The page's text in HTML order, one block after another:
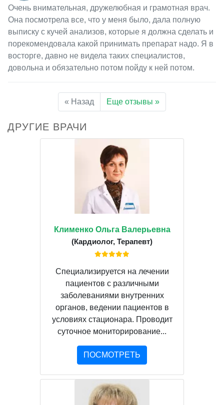
Очень внимательная, дружелюбная и грамотная врач.
Она посмотрела все, что у меня было, дала полную
выписку с кучей анализов, которые я должна сделать и
порекомендовала какой принимать препарат надо. Я в
восторге, давно не видела таких специалистов,
довольна и обязательно потом пойду к ней потом.
« Назад Еще отзывы »
ДРУГИЕ ВРАЧИ
Клименко Ольга Валерьевна
(Кардиолог, Терапевт)
Специализируется на лечении
пациентов с различными
заболеваниями внутренних
органов, ведении пациентов в
условиях стационара. Проводит
суточное мониторирование...
ПОСМОТРЕТЬ